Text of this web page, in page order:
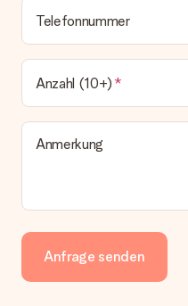
Telefonnummer
Anzahl (10+)
Anmerkung
Anfrage senden